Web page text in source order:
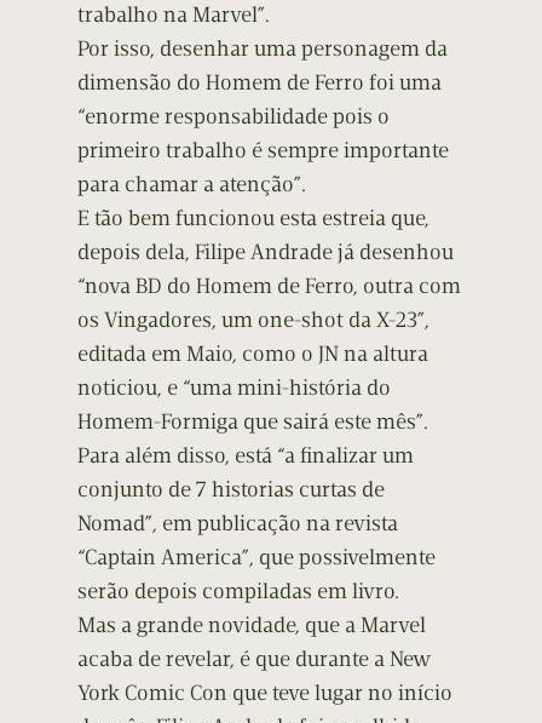
trabalho na Marvel”.
Por isso, desenhar uma personagem da
dimensão do Homem de Ferro foi uma
“enorme responsabilidade pois o
primeiro trabalho é sempre importante
para chamar a atenção”.
E tão bem funcionou esta estreia que,
depois dela, Filipe Andrade já desenhou
“nova BD do Homem de Ferro, outra com
os Vingadores, um one-shot da X-23”,
editada em Maio, como o JN na altura
noticiou, e “uma mini-história do
Homem-Formiga que sairá este mês”.
Para além disso, está “a finalizar um
conjunto de 7 historias curtas de
Nomad”, em publicação na revista
“Captain America”, que possivelmente
serão depois compiladas em livro.
Mas a grande novidade, que a Marvel
acaba de revelar, é que durante a New
York Comic Con que teve lugar no início